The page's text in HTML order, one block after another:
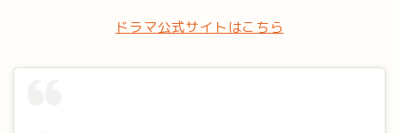
ドラマ公式サイトはこちら